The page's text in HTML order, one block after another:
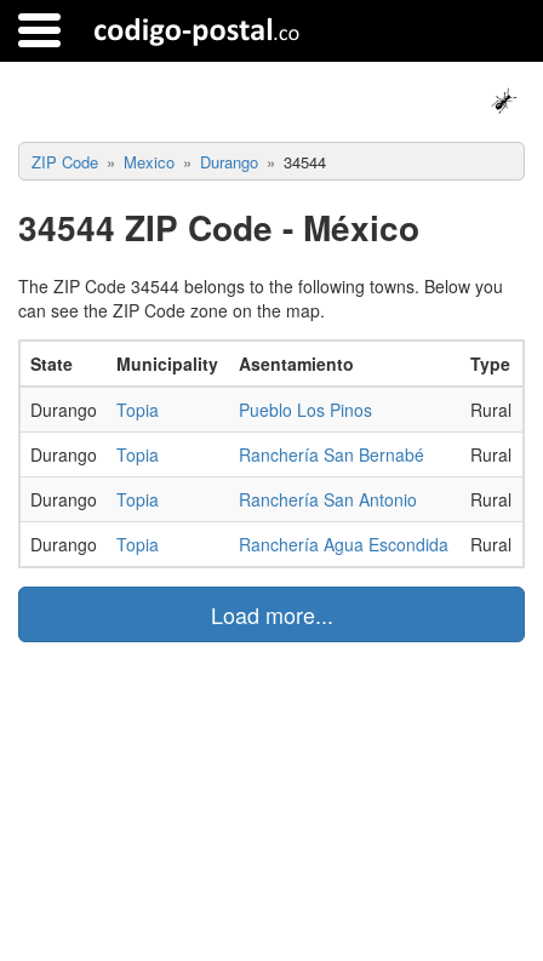
ZIP Code Mexico Durango 34544
34544 ZIP Code - México
The ZIP Code 34544 belongs to the following towns. Below you
can see the ZIP Code zone on the map.
State Municipality Asentamiento
Type
Durango
Topia Pueblo Los Pinos
Rural
Durango
Topia Ranchería San Bernabé
Rural
Durango
Topia Ranchería San Antonio
Rural
Durango
Topia Ranchería Agua Escondida Rural
Load more...